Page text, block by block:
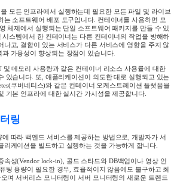
모든 인프라에서 실행하는데 필요한 모든 파일 및 라이브
는 소프트웨어 배포 도구입니다 컨테이너를 사용하면 모
체제에서 실행되는 단일 소프트웨어 패키지를 만들 수 있
시스템에서 한 컨테이너는 다른 컨테이너의 작업을 방해하
나고 결함이 있는 서비스가 다른 서비스에 영향을 주지 않
가용성이 향상되는 장점이 있습니다.
및 메모리 사용량과 같은 컨테이너 리소스 사용률에 대한
있습니다 또 애플리케이션이 의도한 대로 실행되고 있는
쿠버네티스)와 같은 컨테이너 오케스트레이션 플랫폼을
기본 인프라에 대한 실시간 가시성을 제공합니다.
링
따라 백엔드 서비스를 제공하는 방법으로
개발자가 서
리케이션을 빌드하고 실행하는 것을 가능하게 합니다.
속성(Vendor lock-in), 콜드 스타드와DB백업이나 영상 인
팅 용량이 필요한 경우 효율적이지 않음에도 불구하고 최
며 서버리스 모니터링이 서버 모니터링의 새로운 트렌드